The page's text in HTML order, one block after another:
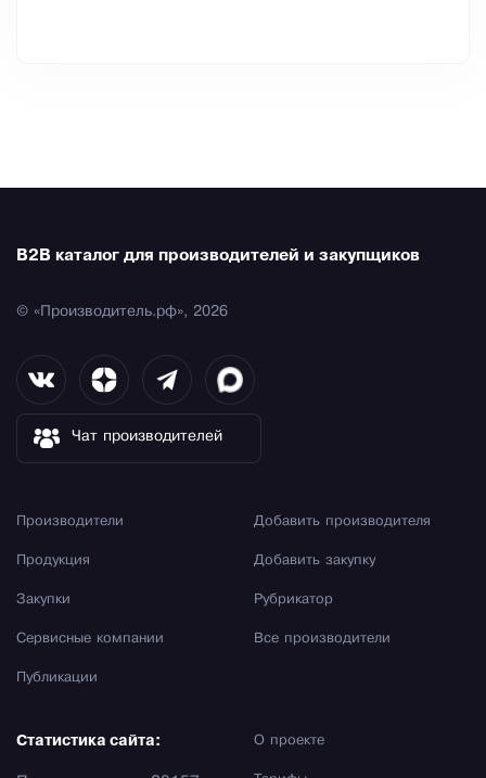
B2B каталог для производителей и закупщиков
© «Производитель.рф», 2026
Чат производителей
Производители
Продукция
Закупки
Сервисные компании
Публикации
Добавить производителя
Добавить закупку
Рубрикатор
Все производители
О проекте
Статистика сайта: